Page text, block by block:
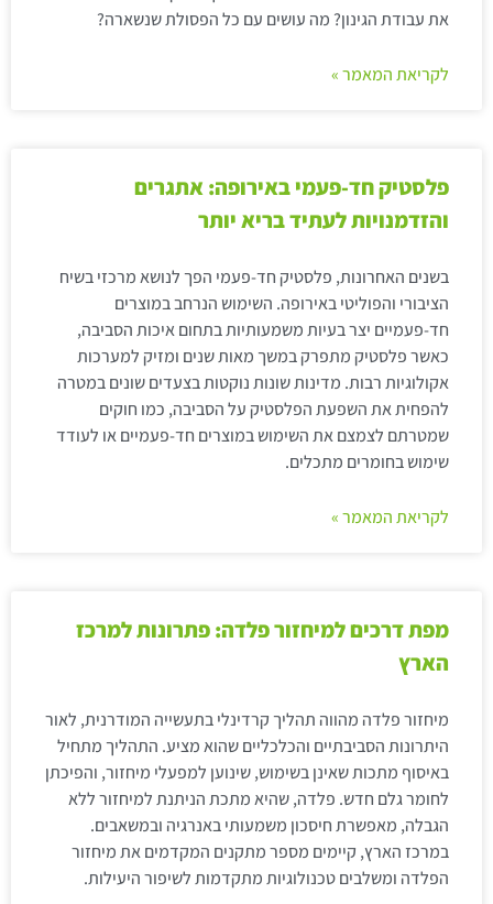
את עבודת הגינון? מה עושים עם כל הפסולת שנשארה?
לקריאת המאמר »
פלסטיק חד-פעמי באירופה: אתגרים
והזדמנויות לעתיד בריא יותר
בשנים האחרונות, פלסטיק חד-פעמי הפך לנושא מרכזי בשיח
הציבורי והפוליטי באירופה. השימוש הנרחב במוצרים
חד-פעמיים יצר בעיות משמעותיות בתחום איכות הסביבה,
כאשר פלסטיק מתפרק במשך מאות שנים ומזיק למערכות
אקולוגיות רבות. מדינות שונות נוקטות בצעדים שונים במטרה
להפחית את השפעת הפלסטיק על הסביבה, כמו חוקים
שמטרתם לצמצם את השימוש במוצרים חד-פעמיים או לעודד
שימוש בחומרים מתכלים.
לקריאת המאמר »
מפת דרכים למיחזור פלדה: פתרונות למרכז
הארץ
מיחזור פלדה מהווה תהליך קרדינלי בתעשייה המודרנית, לאור
היתרונות הסביבתיים והכלכליים שהוא מציע. התהליך מתחיל
באיסוף מתכות שאינן בשימוש, שינוען למפעלי מיחזור, והפיכתן
לחומר גלם חדש. פלדה, שהיא מתכת הניתנת למיחזור ללא
הגבלה, מאפשרת חיסכון משמעותי באנרגיה ובמשאבים.
במרכז הארץ, קיימים מספר מתקנים המקדמים את מיחזור
הפלדה ומשלבים טכנולוגיות מתקדמות לשיפור היעילות.